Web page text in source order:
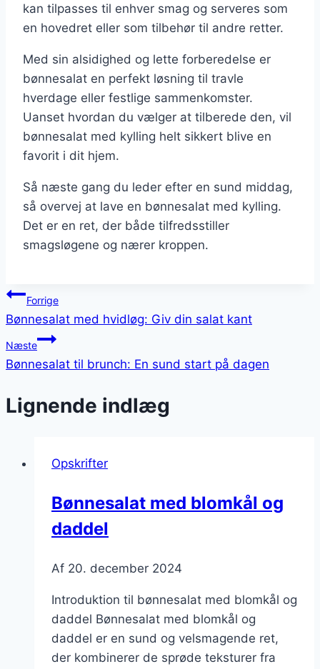
kan tilpasses til enhver smag og serveres som
en hovedret eller som tilbehør til andre retter.
Med sin alsidighed og lette forberedelse er
bønnesalat en perfekt løsning til travle
hverdage eller festlige sammenkomster.
Uanset hvordan du vælger at tilberede den, vil
bønnesalat med kylling helt sikkert blive en
favorit i dit hjem.
Så næste gang du leder efter en sund middag,
så overvej at lave en bønnesalat med kylling.
Det er en ret, der både tilfredsstiller
smagsløgene og nærer kroppen.
Indlægsnavigation
Forrige
Bønnesalat med hvidløg: Giv din salat kant
Næste
Bønnesalat til brunch: En sund start på dagen
Lignende indlæg
Opskrifter
Bønnesalat med blomkål og
daddel
Af 20. december 2024
Introduktion til bønnesalat med blomkål og
daddel Bønnesalat med blomkål og
daddel er en sund og velsmagende ret,
der kombinerer de sprøde teksturer fra